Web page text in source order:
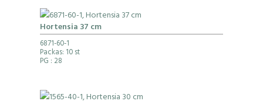
Hortensia 37 cm
6871-60-1
Packas: 10 st
PG : 28